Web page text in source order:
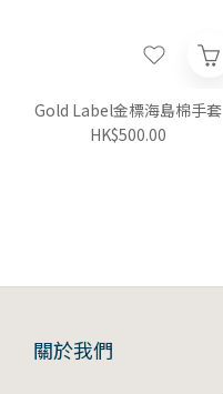
Gold Label金標海島棉手套
HK$500.00
關於我們